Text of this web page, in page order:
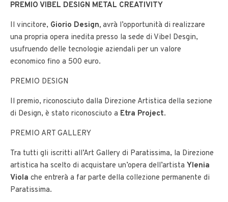
PREMIO VIBEL DESIGN METAL CREATIVITY
Il vincitore, Giorio Design, avrà l’opportunità di realizzare
una propria opera inedita presso la sede di Vibel Desgin,
usufruendo delle tecnologie aziendali per un valore
economico fino a 500 euro.
PREMIO DESIGN
Il premio, riconosciuto dalla Direzione Artistica della sezione
di Design, è stato riconosciuto a Etra Project.
PREMIO ART GALLERY
Tra tutti gli iscritti all’Art Gallery di Paratissima, la Direzione
artistica ha scelto di acquistare un’opera dell’artista Ylenia
Viola che entrerà a far parte della collezione permanente di
Paratissima.